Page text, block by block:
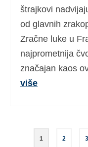
štrajkovi
od glavnih
Zračne luke u
najprometnija
značajan kaos
više
Brojevi
1 2 3